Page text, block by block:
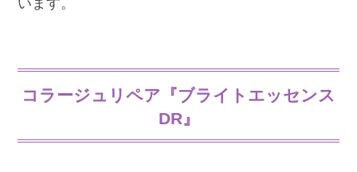
います。
コラージュリペア『ブライトエッセンス
DR』